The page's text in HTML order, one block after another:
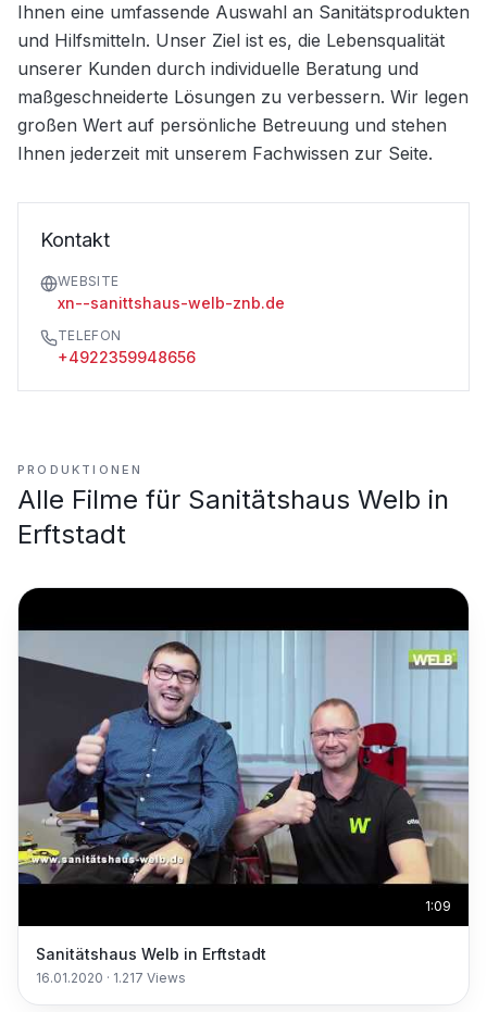
Ihnen eine umfassende Auswahl an Sanitätsprodukten
und Hilfsmitteln. Unser Ziel ist es, die Lebensqualität
unserer Kunden durch individuelle Beratung und
maßgeschneiderte Lösungen zu verbessern. Wir legen
großen Wert auf persönliche Betreuung und stehen
Ihnen jederzeit mit unserem Fachwissen zur Seite.
Kontakt
WEBSITE
xn--sanittshaus-welb-znb.de
TELEFON
+4922359948656
PRODUKTIONEN
Alle Filme für Sanitätshaus Welb in
Erftstadt
1:09
Sanitätshaus Welb in Erftstadt
16.01.2020 · 1.217 Views